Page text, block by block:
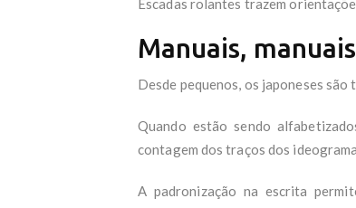
Escadas rolantes trazem
Manuais,
Desde pequenos, os japoneses
Quando estão sendo
contagem dos traços dos
A padronização na escrita